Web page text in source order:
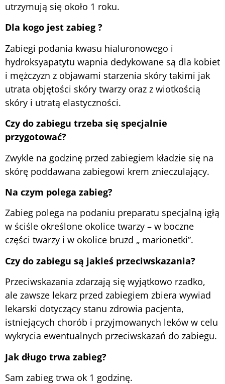
utrzymują się około 1 roku.
Dla kogo jest zabieg ?
Zabiegi podania kwasu hialuronowego i
hydroksyapatytu wapnia dedykowane są dla kobiet
i mężczyzn z objawami starzenia skóry takimi jak
utrata objętości skóry twarzy oraz z wiotkością
skóry i utratą elastyczności.
Czy do zabiegu trzeba się specjalnie
przygotować?
Zwykle na godzinę przed zabiegiem kładzie się na
skórę poddawana zabiegowi krem znieczulający.
Na czym polega zabieg?
Zabieg polega na podaniu preparatu specjalną igłą
w ściśle określone okolice twarzy – w boczne
części twarzy i w okolice bruzd „ marionetki”.
Czy do zabiegu są jakieś przeciwskazania?
Przeciwskazania zdarzają się wyjątkowo rzadko,
ale zawsze lekarz przed zabiegiem zbiera wywiad
lekarski dotyczący stanu zdrowia pacjenta,
istniejących chorób i przyjmowanych leków w celu
wykrycia ewentualnych przeciwskazań do zabiegu.
Jak długo trwa zabieg?
Sam zabieg trwa ok 1 godzinę.